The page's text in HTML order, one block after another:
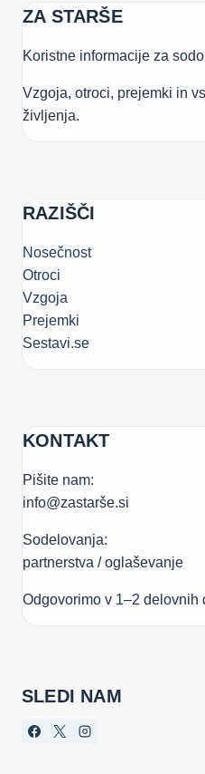
ZA STARŠE
Koristne informacije za
Vzgoja, otroci, prejemki in
življenja.
RAZIŠČI
Nosečnost
Otroci
Vzgoja
Prejemki
Sestavi.se
KONTAKT
Pišite nam:
info@zastarše.si
Sodelovanja:
partnerstva / oglaševanje
Odgovorimo v 1–2 delovnih
SLEDI NAM